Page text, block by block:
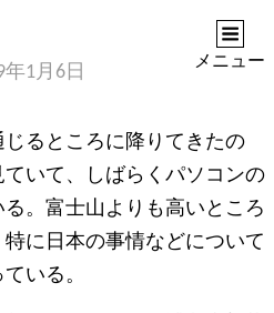
メニュー
年1月6日
るところに降りてきたの
いて、しばらくパソコンの
。富士山よりも高いところ
に日本の事情などについて
いる。